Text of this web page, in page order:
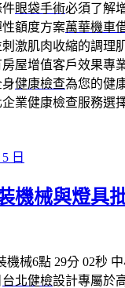
件眼袋手術必須了解
額度方案萬華機車
激肌肉收縮的調理
屋增值客戶效果專
健康檢查為您的健
業健康檢查服務選
日
機械與燈具
機械6點 29分 02秒
台北健檢設計專屬於